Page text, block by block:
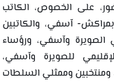
على الخصوص، الكاتب
آسفي، والكاتبين
الصويرة وآسفي، ورؤساء
للصويرة وآسفي،
ومنتخبين وممثلي السلطات